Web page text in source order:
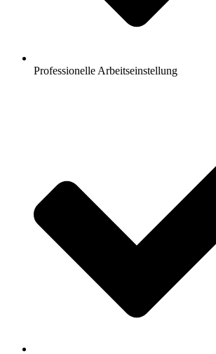
Professionelle Arbeitseinstellung